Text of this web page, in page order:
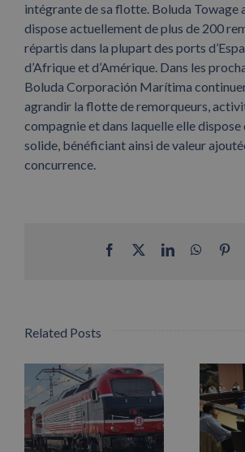
intégrante de sa flotte. Boluda Towage
dispose actuellement de plus de 200
répartis dans la plupart des ports
d’Afrique et d’Amérique. Dans les
Boluda Corporación Marítima
agrandir la flotte de remorqueurs,
compagnie et dans laquelle elle dispose
solide, bénéficiant ainsi de valeur
concurrence.
Facebook LinkedIn
Related Posts